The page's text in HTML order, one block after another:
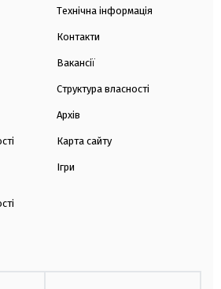
Технічна інформація
Контакти
Вакансії
Структура власності
Архів
Карта сайту
Ігри